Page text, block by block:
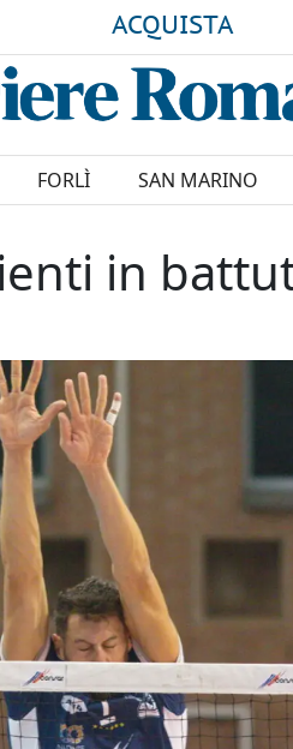
ACQUISTA
FORLÌ SAN MARINO
in